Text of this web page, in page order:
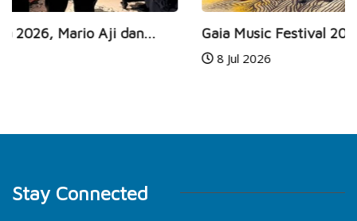
Gaia Music Festival 2026 Kembali Hadir,
Stay Connected